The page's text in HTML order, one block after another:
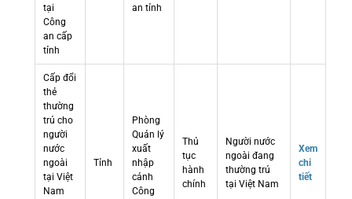
tại
Công
an cấp
tỉnh
an tỉnh
Cấp đổi
thẻ
thường
trú cho
người
nước
ngoài
tại Việt
Nam
Tỉnh
Phòng
Quản lý
xuất
nhập
cảnh
Công
Thủ
tục
hành
chính
Người nước
ngoài đang
thường trú
tại Việt Nam
Xem
chi
tiết